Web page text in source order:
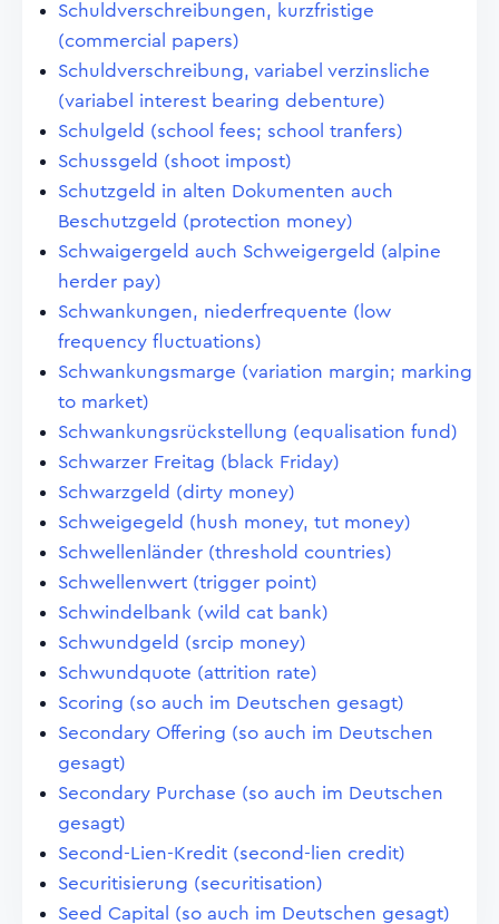
Schuldverschreibungen, kurzfristige
(commercial papers)
Schuldverschreibung, variabel verzinsliche
(variabel interest bearing debenture)
Schulgeld (school fees; school tranfers)
Schussgeld (shoot impost)
Schutzgeld in alten Dokumenten auch
Beschutzgeld (protection money)
Schwaigergeld auch Schweigergeld (alpine
herder pay)
Schwankungen, niederfrequente (low
frequency fluctuations)
Schwankungsmarge (variation margin; marking
to market)
Schwankungsrückstellung (equalisation fund)
Schwarzer Freitag (black Friday)
Schwarzgeld (dirty money)
Schweigegeld (hush money, tut money)
Schwellenländer (threshold countries)
Schwellenwert (trigger point)
Schwindelbank (wild cat bank)
Schwundgeld (srcip money)
Schwundquote (attrition rate)
Scoring (so auch im Deutschen gesagt)
Secondary Offering (so auch im Deutschen
gesagt)
Secondary Purchase (so auch im Deutschen
gesagt)
Second-Lien-Kredit (second-lien credit)
Securitisierung (securitisation)
Seed Capital (so auch im Deutschen gesagt)